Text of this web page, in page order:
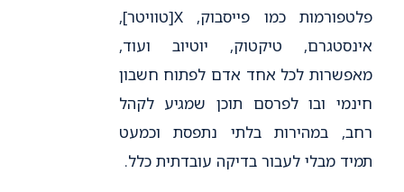
פלטפורמות כמו פייסבוק, X[טוויטר],
אינסטגרם, טיקטוק, יוטיוב ועוד,
מאפשרות לכל אחד אדם לפתוח חשבון
חינמי ובו לפרסם תוכן שמגיע לקהל
רחב, במהירות בלתי נתפסת וכמעט
תמיד מבלי לעבור בדיקה עובדתית כלל.